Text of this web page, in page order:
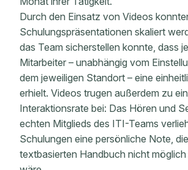
Durch den Einsatz von Videos
Schulungspräsentationen skaliert
das Team sicherstellen konnte, dass
Mitarbeiter – unabhängig vom
dem jeweiligen Standort – eine
erhielt. Videos trugen außerdem zu
Interaktionsrate bei: Das Hören und
echten Mitglieds des ITI-Teams
Schulungen eine persönliche Note,
textbasierten Handbuch nicht